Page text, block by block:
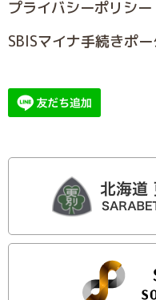
プライバシーポリシー
SBISマイナ⼿続きポ